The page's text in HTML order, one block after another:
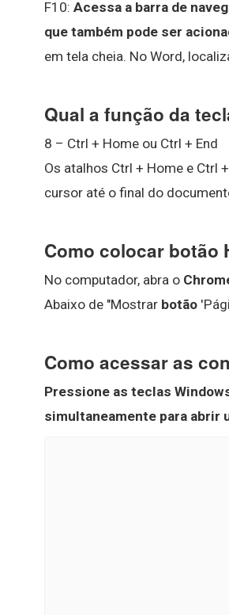
F10: Acessa a barra de
que também pode ser
em tela cheia. No Word,
Qual a função da
8 – Ctrl + Home ou Ctrl + End
Os atalhos Ctrl + Home e Ctrl
cursor até o final do
Como colocar botão
No computador, abra o
Abaixo de "Mostrar botão
Como acessar as
Pressione as teclas
simultaneamente para abrir